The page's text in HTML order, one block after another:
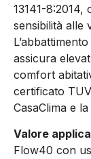
13141-8:2014,
sensibilità alle
assicura
comfort
certificato
CasaClima e
Valore
Flow40 con